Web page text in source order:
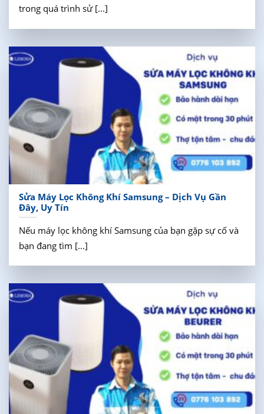
trong quá trình sử [...]
Sửa Máy Lọc Không Khí Samsung – Dịch Vụ Gần
Đây, Uy Tín
Nếu máy lọc không khí Samsung của bạn gặp sự cố và
bạn đang tìm [...]